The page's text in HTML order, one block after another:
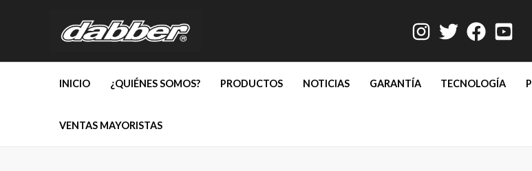
INICIO ¿QUIÉNES SOMOS? PRODUCTOS NOTICIAS GARANTÍA TECNOLOGÍA
VENTAS MAYORISTAS